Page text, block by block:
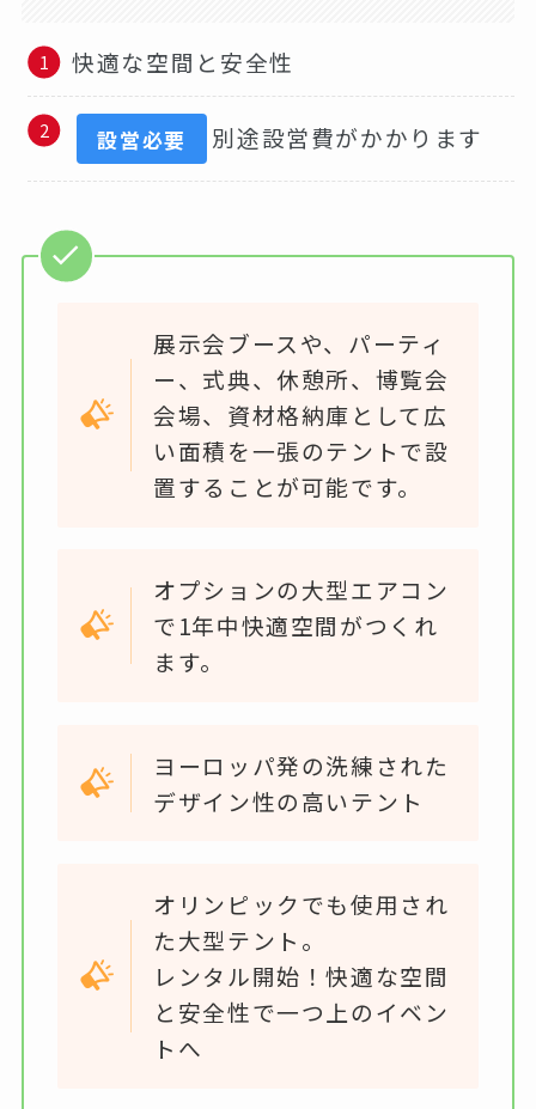
快適な空間と安全性
設営必要 別途設営費がかかります
展示会ブースや、パーティ
ー、式典、休憩所、博覧会
会場、資材格納庫として広
い面積を一張のテントで設
置することが可能です。
オプションの大型エアコン
で1年中快適空間がつくれ
ます。
ヨーロッパ発の洗練された
デザイン性の高いテント
オリンピックでも使用され
た大型テント。
レンタル開始！快適な空間
と安全性で一つ上のイベン
トへ